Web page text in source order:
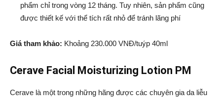
phẩm chỉ trong vòng 12 tháng. Tuy nhiên, sản phẩm cũng
được thiết kế với thể tích rất nhỏ để tránh lãng phí
Giá tham khảo: Khoảng 230.000 VNĐ/tuýp 40ml
Cerave Facial Moisturizing Lotion PM
Cerave là một trong những hãng được các chuyên gia da liễu